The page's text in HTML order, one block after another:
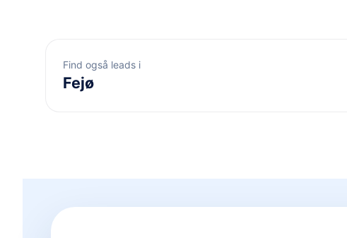
Find også leads i
Fejø